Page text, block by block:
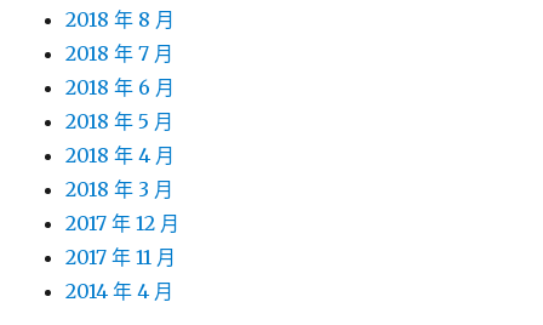
2018 年 8 月
2018 年 7 月
2018 年 6 月
2018 年 5 月
2018 年 4 月
2018 年 3 月
2017 年 12 月
2017 年 11 月
2014 年 4 月